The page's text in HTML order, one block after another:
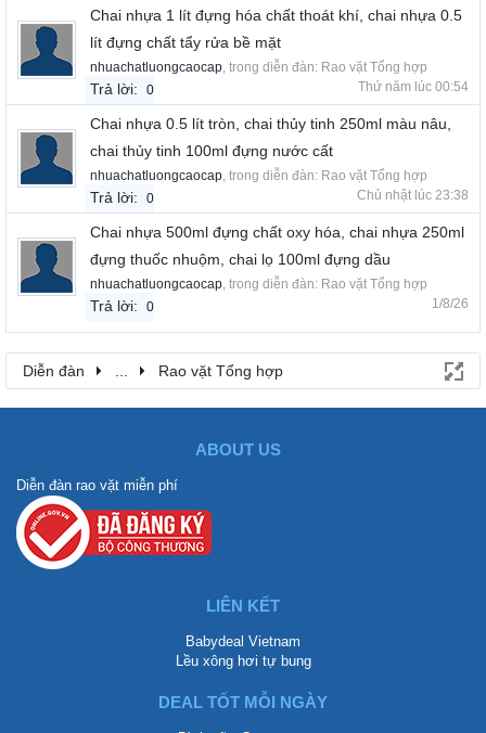
Chai nhựa 1 lít đựng hóa chất thoát khí, chai nhựa 0.5
lít đựng chất tẩy rửa bề mặt
nhuachatluongcaocap , trong diễn đàn: Rao vặt Tổng hợp
Trả lời: 0 Thứ năm lúc 00:54
Chai nhựa 0.5 lít tròn, chai thủy tinh 250ml màu nâu,
chai thủy tinh 100ml đựng nước cất
nhuachatluongcaocap , trong diễn đàn: Rao vặt Tổng hợp
Trả lời: 0 Chủ nhật lúc 23:38
Chai nhựa 500ml đựng chất oxy hóa, chai nhựa 250ml
đựng thuốc nhuộm, chai lọ 100ml đựng dầu
nhuachatluongcaocap , trong diễn đàn: Rao vặt Tổng hợp
Trả lời: 0 1/8/26
Diễn đàn Rao vặt Tổng hợp
ABOUT US
Diễn đàn rao vặt miễn phí
LIÊN KẾT
Babydeal Vietnam
Lều xông hơi tự bung
DEAL TỐT MỖI NGÀY